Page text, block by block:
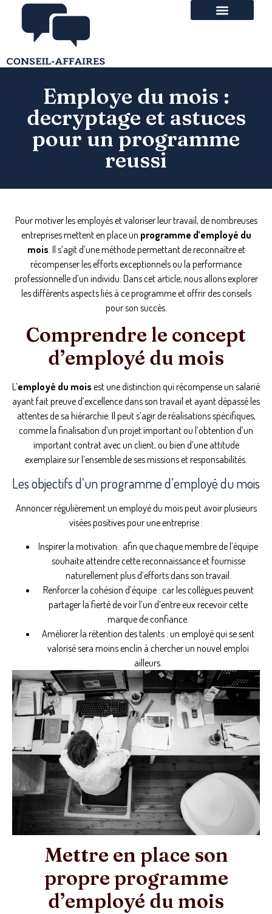
Employe du mois :
decryptage et astuces
pour un programme
reussi
Pour motiver les employés et valoriser leur travail, de nombreuses
entreprises mettent en place un programme d’employé du
mois . Il s’agit d’une méthode permettant de reconnaître et
récompenser les efforts exceptionnels ou la performance
professionnelle d’un individu. Dans cet article, nous allons explorer
les différents aspects liés à ce programme et offrir des conseils
pour son succès.
Comprendre le concept
d’employé du mois
L’employé du mois est une distinction qui récompense un salarié
ayant fait preuve d’excellence dans son travail et ayant dépassé les
attentes de sa hiérarchie. Il peut s’agir de réalisations spécifiques,
comme la finalisation d’un projet important ou l’obtention d’un
important contrat avec un client, ou bien d’une attitude
exemplaire sur l’ensemble de ses missions et responsabilités.
Les objectifs d’un programme d’employé du mois
Annoncer régulièrement un employé du mois peut avoir plusieurs
visées positives pour une entreprise :
Inspirer la motivation : afin que chaque membre de l’équipe
souhaite atteindre cette reconnaissance et fournisse
naturellement plus d’efforts dans son travail.
Renforcer la cohésion d’équipe : car les collègues peuvent
partager la fierté de voir l’un d’entre eux recevoir cette
marque de confiance.
Améliorer la rétention des talents : un employé qui se sent
valorisé sera moins enclin à chercher un nouvel emploi
ailleurs.
Mettre en place son
propre programme
d’employé du mois